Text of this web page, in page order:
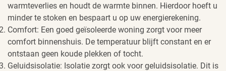
warmteverlies en houdt de warmte binnen. Hierdoor hoeft u
minder te stoken en bespaart u op uw energierekening.
Comfort: Een goed geïsoleerde woning zorgt voor meer
comfort binnenshuis. De temperatuur blijft constant en er
ontstaan geen koude plekken of tocht.
Geluidsisolatie: Isolatie zorgt ook voor geluidsisolatie. Dit is